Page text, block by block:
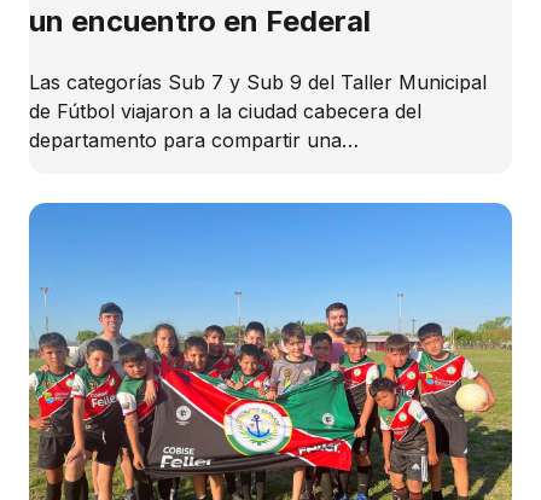
un encuentro en Federal
Las categorías Sub 7 y Sub 9 del Taller Municipal
de Fútbol viajaron a la ciudad cabecera del
departamento para compartir una…